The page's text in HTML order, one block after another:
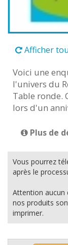
Afficher
Voici une
l'univers du
Table ronde.
lors d'un
Plus de
Vous pourrez
après le
Attention aucun
nos produits
imprimer.